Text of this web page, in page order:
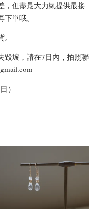
，但盡最大力氣提供最接
單哦。
毀壞，請在7日內，拍照聯
）